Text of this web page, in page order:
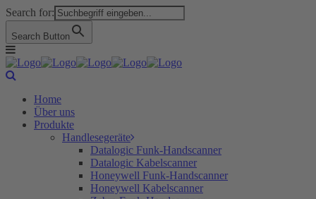
Search for:
Search Button
Home
Über uns
Produkte
Handlesegeräte
Datalogic Funk-Handscanner
Datalogic Kabelscanner
Honeywell Funk-Handscanner
Honeywell Kabelscanner